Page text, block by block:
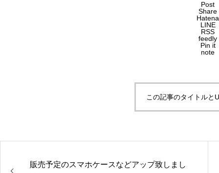
Post
Share
Hatena
LINE
RSS
feedly
Pin it
note
この記事のタイトルと
販売予定のスマホケースなどアップ致しまし